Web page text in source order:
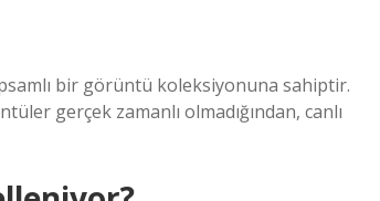
bir görüntü koleksiyonuna sahiptir.
gerçek zamanlı olmadığından, canlı